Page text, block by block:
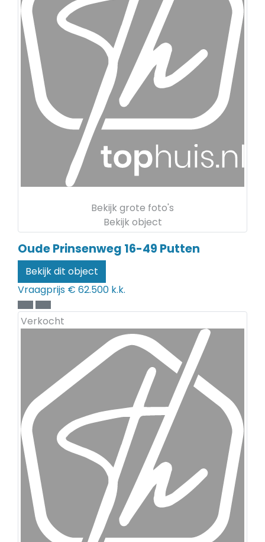
Bekijk grote foto's
Bekijk object
Oude Prinsenweg 16-49 Putten
Bekijk dit object
Vraagprijs € 62.500 k.k.
Verkocht